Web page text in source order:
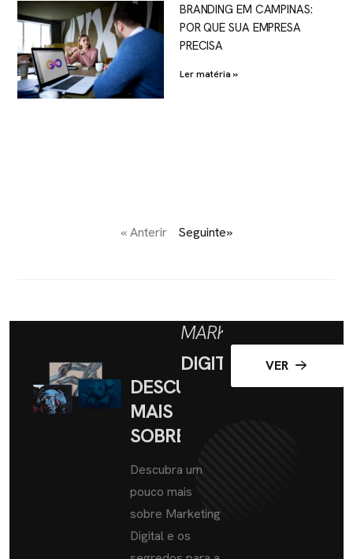
BRANDING EM CAMPINAS:
POR QUE SUA EMPRESA
PRECISA
Ler matéria »
« Anterir Seguinte»
DESCUBRA
MAIS
SOBRE
MARKETING
DIGITAL
Descubra um
pouco mais
sobre Marketing
Digital e os
VER